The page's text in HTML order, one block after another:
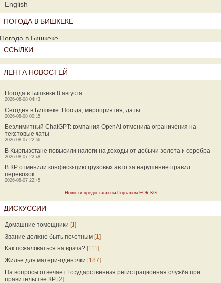
English
ПОГОДА В БИШКЕКЕ
Погода в Бишкеке
ССЫЛКИ
ЛЕНТА НОВОСТЕЙ
Погода в Бишкеке 8 августа
2026-08-08 04:43
Сегодня в Бишкеке. Погода, мероприятия, даты
2026-08-08 00:15
Безлимитный ChatGPT: компания OpenAI отменила ограничения на
текстовые чаты
2026-08-07 22:56
В Кыргызстане повысили налоги на доходы от добычи золота и серебра
2026-08-07 22:48
В КР отменили конфискацию грузовых авто за нарушение правил
перевозок
2026-08-07 22:45
Новости предоставлены Порталом FOR.KG
ДИСКУССИИ
Домашние помощники [1]
Звание должно быть почетным [1]
Как пожаловаться на врача? [111]
Жилье для матери-одиночки [187]
На вопросы отвечает Государственная регистрационная служба при
правительстве КР [2]